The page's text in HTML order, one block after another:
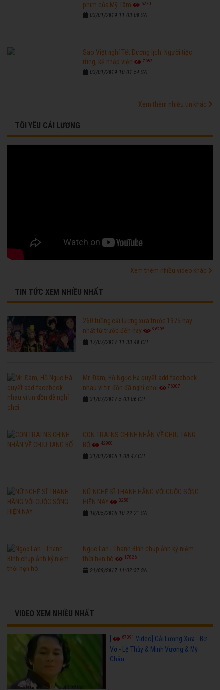
phim của Mỹ Tâm
6270
03/01/2019 11:03:00 SA
Sao Việt nghỉ Tết Dương lịch: Người tiệc
tùng, kẻ nhập viện
7682
03/01/2019 10:01:54 SA
Xem thêm nhiều tin khác
TÔI YÊU CẢI LƯƠNG
Xem thêm nhiều video khác
TIN TỨC XEM NHIỀU NHẤT
260 tuồng cải lương xưa trước 1975 hay
nhất từ trước đến nay
96205
17/07/2017 11:33:48 CH
Mr. Đàm, Hồ Ngọc Hà quyết add facebook
nhau vì tin đồn đã nghỉ chơi
76307
31/07/2017 5:03:06 CH
CON TRAI NS CHINH NHẪN VỀ CHỊU TANG
BỐ
42980
31/01/2016 1:08:47 CH
NỮ NGHỆ SĨ THANH HẰNG VỚI CUỘC SỐNG
HIỆN NAY
32581
18/05/2016 10:22:21 SA
Ngọc Lan - Thanh Bình chụp ảnh kỷ niệm
thời hẹn hò
17826
21/09/2017 11:02:37 SA
VIDEO XEM NHIỀU NHẤT
[ 67091 Video] Cải Lương Xưa - Bơ
Vơ - Lệ Thủy & Minh Vương & Mỹ
Châu